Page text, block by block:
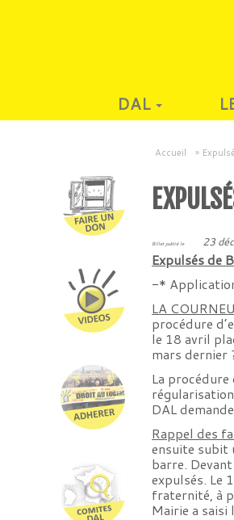
DAL
Accueil »
Billet publié le 23
Expulsés de
-*
LA
procédure
le 18 avril
mars dernier
La
DAL
Rappel des
ensuite subit
barre.
expulsés. Le
fraternité, à
Mairie a saisi